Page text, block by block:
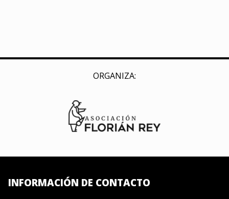
ORGANIZA:
INFORMACIÓN DE CONTACTO